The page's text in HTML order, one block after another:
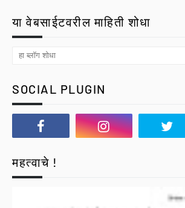
या वेबसाईटवरील माहिती शोधा
SOCIAL PLUGIN
महत्वाचे !